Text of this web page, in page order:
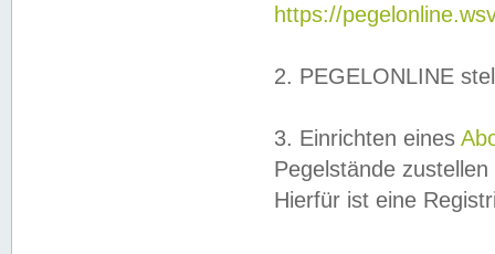
https://
2. PEGELONLINE
3. Einrichten eines
Pegelstände
Hierfür ist eine